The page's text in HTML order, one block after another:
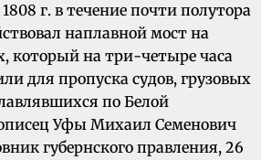
г. в течение почти полутора
наплавной мост на
который на три-четыре часа
для пропуска судов, грузовых
по Белой
Уфы Михаил Семенович
губернского правления, 26